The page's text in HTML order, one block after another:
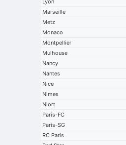
Lyon
Marseille
Metz
Monaco
Montpellier
Mulhouse
Nancy
Nantes
Nice
Nimes
Niort
Paris-FC
Paris-SG
RC Paris